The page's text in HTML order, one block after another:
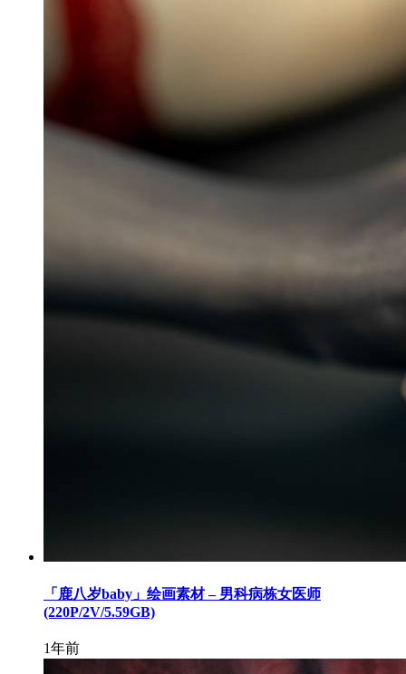
「鹿八岁baby」绘画素材 – 男科病栋女医师
(220P/2V/5.59GB)
1年前